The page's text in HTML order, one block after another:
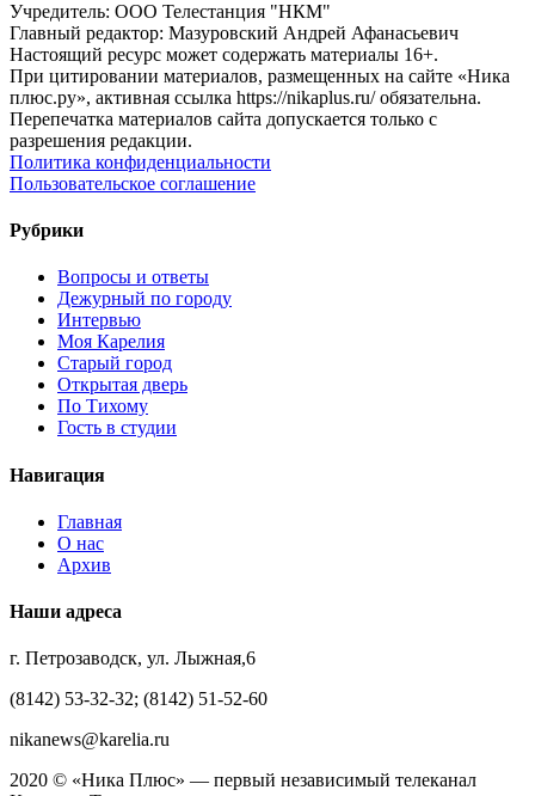
Учредитель: ООО Телестанция "НКМ"
Главный редактор: Мазуровский Андрей Афанасьевич
Настоящий ресурс может содержать материалы 16+.
При цитировании материалов, размещенных на сайте «Ника
плюс.ру», активная ссылка https://nikaplus.ru/ обязательна.
Перепечатка материалов сайта допускается только с
разрешения редакции.
Политика конфиденциальности
Пользовательское соглашение
Рубрики
Вопросы и ответы
Дежурный по городу
Интервью
Моя Карелия
Старый город
Открытая дверь
По Тихому
Гость в студии
Навигация
Главная
О нас
Архив
Наши адреса
г. Петрозаводск, ул. Лыжная,6
(8142) 53-32-32; (8142) 51-52-60
nikanews@karelia.ru
2020 © «Ника Плюс» — первый независимый телеканал